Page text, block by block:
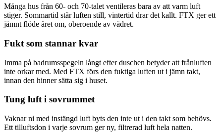
Många hus från 60- och 70-talet ventileras bara av att varm luft
stiger. Sommartid står luften still, vintertid drar det kallt. FTX ger ett
jämnt flöde året om, oberoende av vädret.
Fukt som stannar kvar
Imma på badrumsspegeln långt efter duschen betyder att frånluften
inte orkar med. Med FTX förs den fuktiga luften ut i jämn takt,
innan den hinner sätta sig i huset.
Tung luft i sovrummet
Vaknar ni med instängd luft byts den inte ut i den takt som behövs.
Ett tilluftsdon i varje sovrum ger ny, filtrerad luft hela natten.